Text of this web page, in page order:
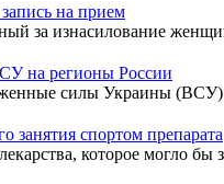
на прием
за изнасилование
на регионы России
силы Украины (ВСУ)
занятия спортом препарата
которое могло бы